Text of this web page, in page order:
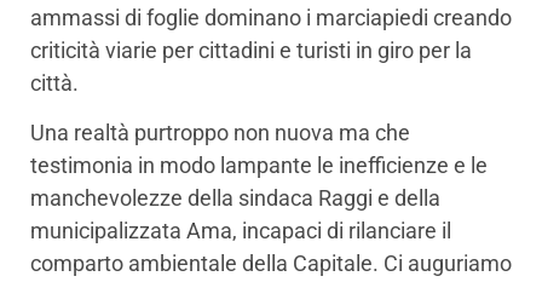
ammassi di foglie dominano i marciapiedi creando
criticità viarie per cittadini e turisti in giro per la
città.
Una realtà purtroppo non nuova ma che
testimonia in modo lampante le inefficienze e le
manchevolezze della sindaca Raggi e della
municipalizzata Ama, incapaci di rilanciare il
comparto ambientale della Capitale. Ci auguriamo